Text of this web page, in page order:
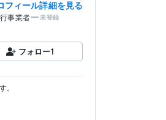
フィール詳細を見る
事業者 未登録
フォロー1
。